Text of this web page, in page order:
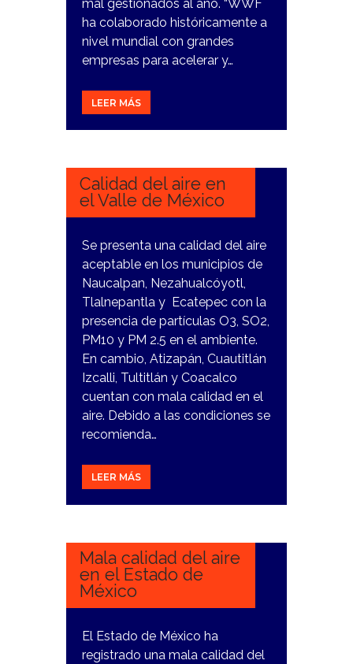
mal gestionados al año. “WWF
ha colaborado históricamente a
nivel mundial con grandes
empresas para acelerar y…
LEER MÁS
11
Calidad del aire en
el Valle de México
Se presenta una calidad del aire
aceptable en los municipios de
Naucalpan, Nezahualcóyotl,
Tlalnepantla y Ecatepec con la
presencia de partículas O3, SO2,
PM10 y PM 2.5 en el ambiente.
En cambio, Atizapán, Cuautitlán
Izcalli, Tultitlán y Coacalco
cuentan con mala calidad en el
aire. Debido a las condiciones se
recomienda…
LEER MÁS
5
Mala calidad del aire
en el Estado de
México
El Estado de México ha
registrado una mala calidad del